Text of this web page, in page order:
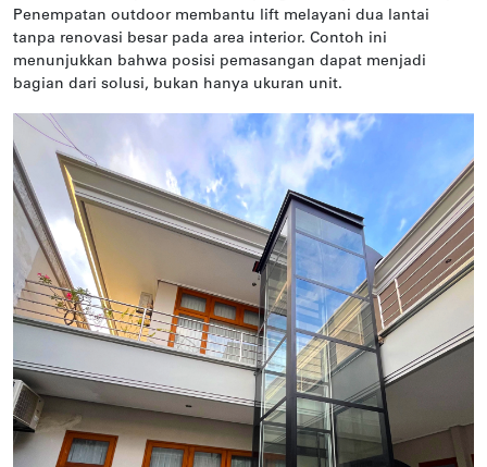
Penempatan outdoor membantu lift melayani dua lantai
tanpa renovasi besar pada area interior. Contoh ini
menunjukkan bahwa posisi pemasangan dapat menjadi
bagian dari solusi, bukan hanya ukuran unit.